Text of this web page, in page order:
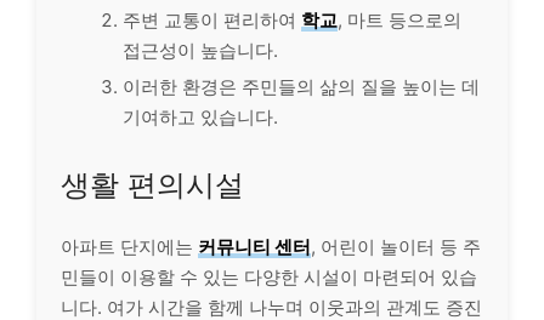
주변 교통이 편리하여 학교, 마트 등으로의
접근성이 높습니다.
이러한 환경은 주민들의 삶의 질을 높이는 데
기여하고 있습니다.
생활 편의시설
아파트 단지에는 커뮤니티 센터, 어린이 놀이터 등 주
민들이 이용할 수 있는 다양한 시설이 마련되어 있습
니다. 여가 시간을 함께 나누며 이웃과의 관계도 증진